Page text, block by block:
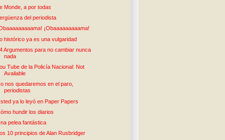
Monde, a por todas
del periodista
¡Obaaaaaaaaama!
histórico ya es una vulgaridad
Argumentos para no cambiar nunca
nada
Tube de la Policía Nacional: Not
Available
nos quedaremos en el paro,
periodistas
ya lo leyó en Paper Papers
hundir los diarios
pelea fantástica
Los 10 principios de Alan Rusbridger